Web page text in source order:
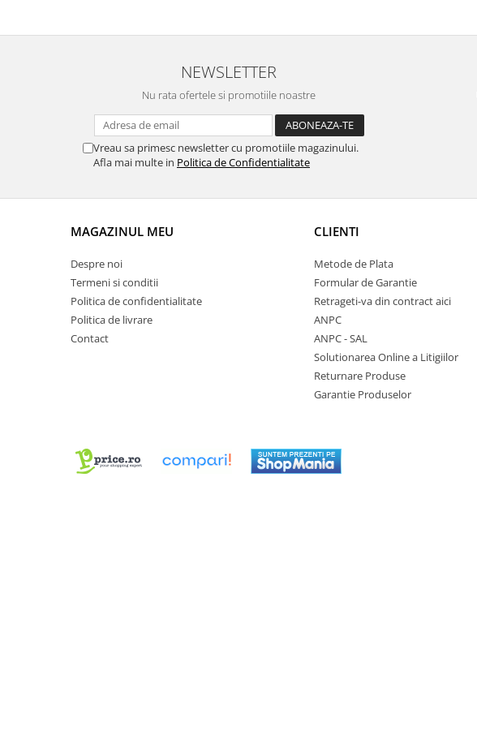
Chei Pendula
Dispozitive Bratari si Curele
Dispozitive Capace Ceas
Mecanisme Ceas
Piese Ceasuri
Scule Speciale
Suporti de Lucru
NEWSLETTER
Nu rata ofertele si promotiile noastre
Vreau sa primesc newsletter cu promotiile magazinului.
Afla mai multe in Politica de Confidentialitate
MAGAZINUL MEU
Despre noi
Termeni si conditii
Politica de confidentialitate
Politica de livrare
Contact
CLIENTI
Metode de Plata
Formular de Garantie
Retrageti-va din contract aici
ANPC
ANPC - SAL
Solutionarea Online a Litigiilor
Returnare Produse
Garantie Produselor